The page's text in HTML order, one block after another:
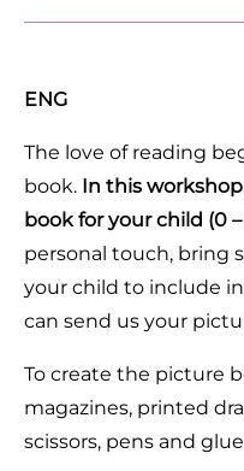
ENG
The love of reading
book. In this
book for your child (0 –
personal touch, bring
your child to include
can send us your
To create the picture
magazines, printed
scissors, pens and